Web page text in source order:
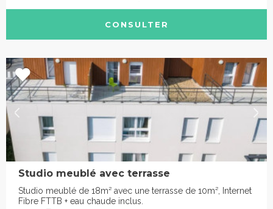
CONSULTER
Studio meublé avec terrasse
Studio meublé de 18m² avec une terrasse de 10m², Internet
Fibre FTTB + eau chaude inclus.